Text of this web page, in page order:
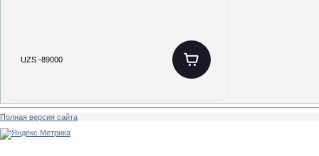
UZS -89000
Полная версия сайта